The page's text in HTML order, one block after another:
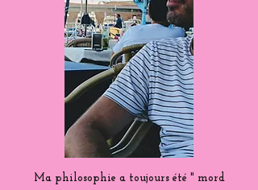
Ma philosophie a toujours été " mord